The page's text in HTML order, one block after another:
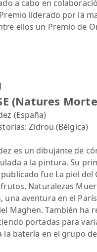
a cabo en
liderado por la
ellos un Premio de
(Natures
(España)
Zidrou (Bélgica)
es un dibujante de
a la pintura. Su
fue La piel del
Naturalezas
una aventura en el
Maghen. También ha
portadas para
la batería en el grupo